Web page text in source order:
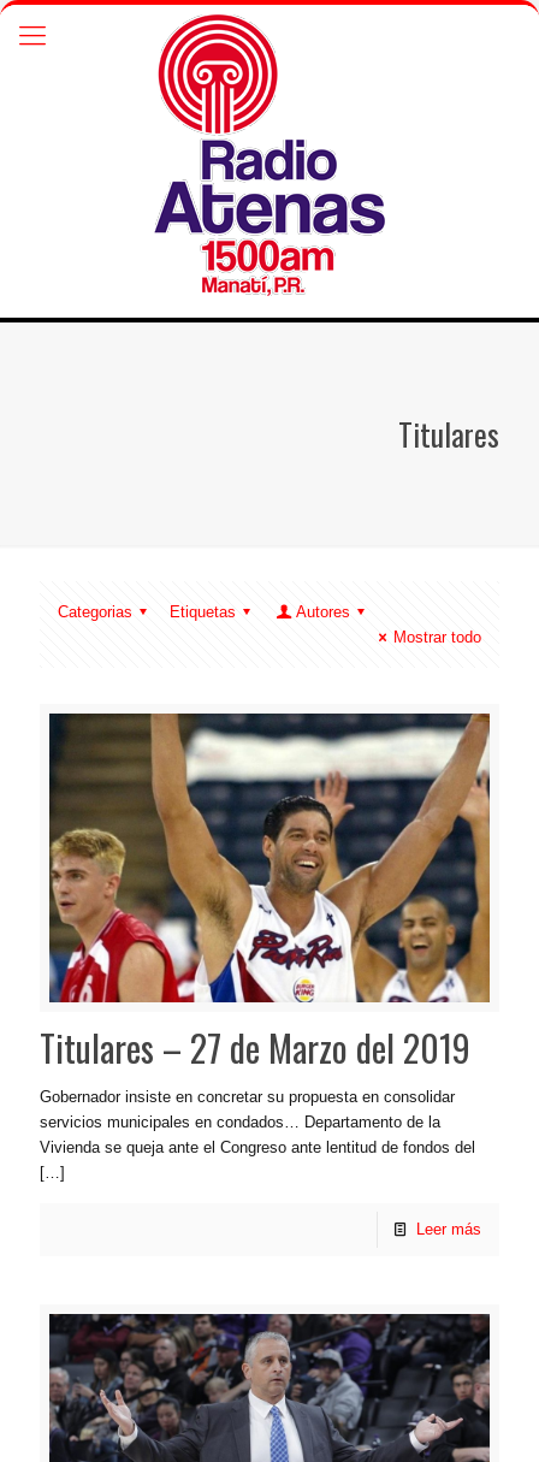
Titulares
Categorias Etiquetas
Autores
Mostrar todo
Titulares – 27 de Marzo del 2019
Gobernador insiste en concretar su propuesta en consolidar
servicios municipales en condados… Departamento de la
Vivienda se queja ante el Congreso ante lentitud de fondos del
[…]
Leer más